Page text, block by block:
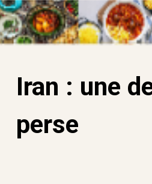
Iran : une
perse